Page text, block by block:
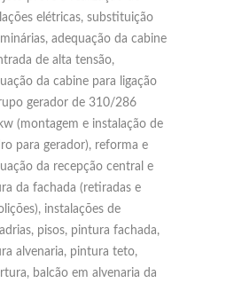
elétricas, substituição
adequação da cabine
de alta tensão,
da cabine para ligação
gerador de 310/286
(montagem e instalação de
para gerador), reforma e
da recepção central e
da fachada (retiradas e
instalações de
pisos, pintura fachada,
alvenaria, pintura teto,
balcão em alvenaria da